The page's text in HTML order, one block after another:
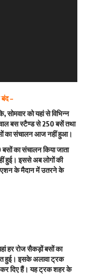
–
को यहां से विभिन्न
बस स्टैण्ड से 250 बसें तथा
का संचालन आज नहीं हुआ।
का संचालन किया जाता
हुई। इससे अब लोगों की
के मैदान में उतरने के
हर रोज सैकड़ों बसों का
हुई। इसके अलावा ट्रक
दिए हैं। यह ट्रक शहर के